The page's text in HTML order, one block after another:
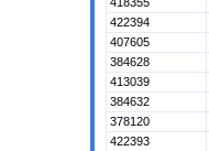
422394
407605
384628
413039
384632
378120
422393